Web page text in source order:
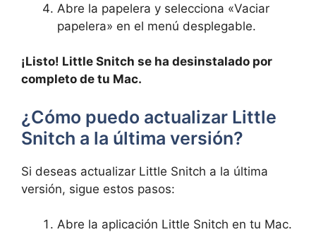
Abre la papelera y selecciona «Vaciar
papelera» en el menú desplegable.
¡Listo! Little Snitch se ha desinstalado por
completo de tu Mac.
¿Cómo puedo actualizar Little
Snitch a la última versión?
Si deseas actualizar Little Snitch a la última
versión, sigue estos pasos:
Abre la aplicación Little Snitch en tu Mac.